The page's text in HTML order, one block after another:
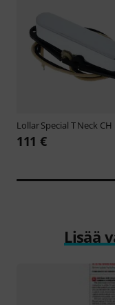
LollarSpecial T Neck
111 €
Lisää